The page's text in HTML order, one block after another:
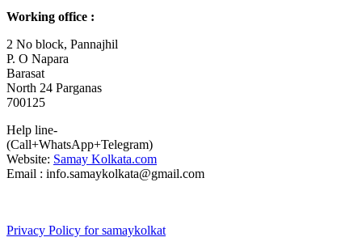
Working office :
2 No block, Pannajhil
P. O Napara
Barasat
North 24 Parganas
700125
Help line-
(Call+WhatsApp+Telegram)
Website: Samay Kolkata.com
Email : info.samaykolkata@gmail.com
Privacy Policy for samaykolkat